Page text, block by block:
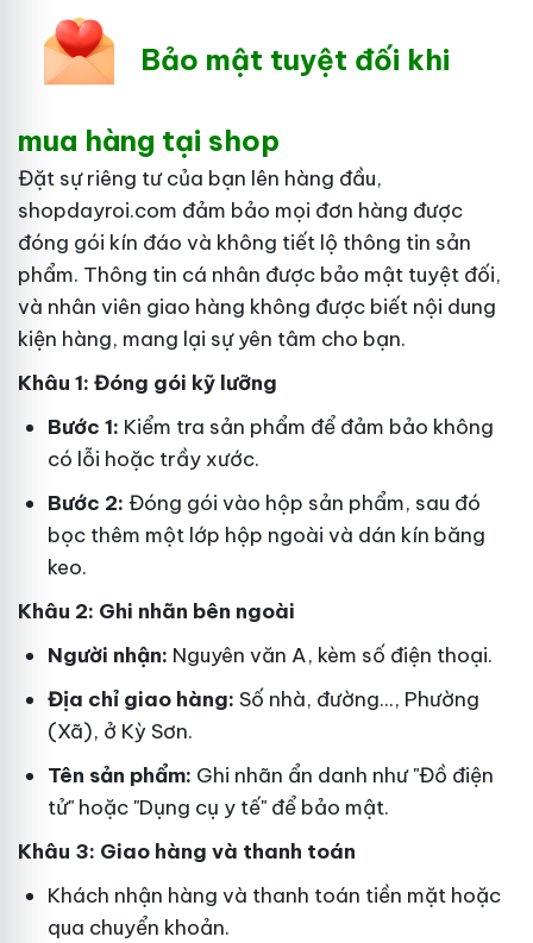
Bảo mật tuyệt đối khi
mua hàng tại shop
Đặt sự riêng tư của bạn lên hàng đầu,
shopdayroi.com đảm bảo mọi đơn hàng được
đóng gói kín đáo và không tiết lộ thông tin sản
phẩm. Thông tin cá nhân được bảo mật tuyệt đối,
và nhân viên giao hàng không được biết nội dung
kiện hàng, mang lại sự yên tâm cho bạn.
Khâu 1: Đóng gói kỹ lưỡng
Bước 1: Kiểm tra sản phẩm để đảm bảo không
có lỗi hoặc trầy xước.
Bước 2: Đóng gói vào hộp sản phẩm, sau đó
bọc thêm một lớp hộp ngoài và dán kín băng
keo.
Khâu 2: Ghi nhãn bên ngoài
Người nhận: Nguyên văn A, kèm số điện thoại.
Địa chỉ giao hàng: Số nhà, đường..., Phường
(Xã), ở Kỳ Sơn.
Tên sản phẩm: Ghi nhãn ẩn danh như "Đồ điện
tử" hoặc "Dụng cụ y tế" để bảo mật.
Khâu 3: Giao hàng và thanh toán
Khách nhận hàng và thanh toán tiền mặt hoặc
qua chuyển khoản.